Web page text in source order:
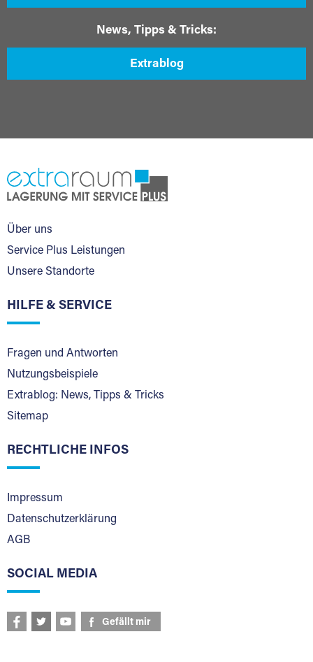
News, Tipps & Tricks:
Extrablog
Über uns
Service Plus Leistungen
Unsere Standorte
HILFE & SERVICE
Fragen und Antworten
Nutzungsbeispiele
Extrablog: News, Tipps & Tricks
Sitemap
RECHTLICHE INFOS
Impressum
Datenschutzerklärung
AGB
SOCIAL MEDIA
Gefällt mir